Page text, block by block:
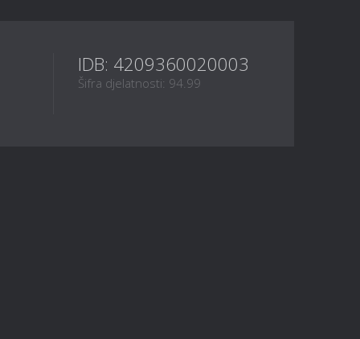
IDB: 4209360020003
Šifra djelatnosti: 94.99